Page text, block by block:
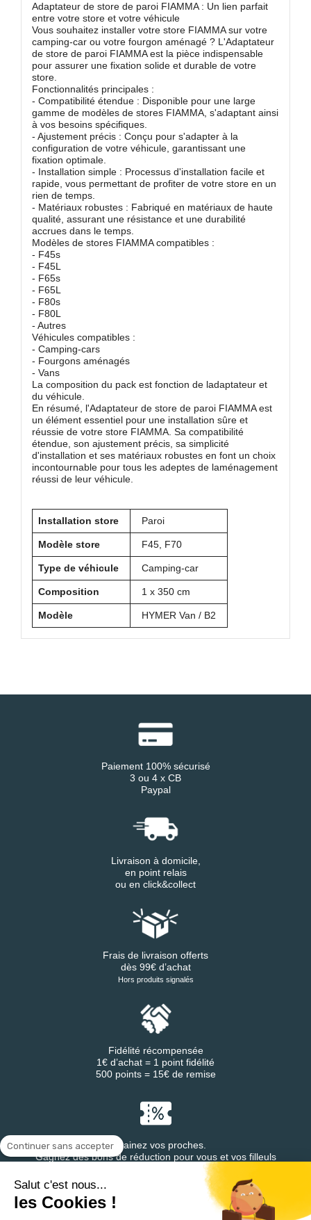
Continuer sans accepter
Salut c'est nous...
les Cookies !
Adaptateur de store de paroi FIAMMA : Un lien parfait
entre votre store et votre véhicule
Vous souhaitez installer votre store FIAMMA sur votre
camping-car ou votre fourgon aménagé ? L'Adaptateur
de store de paroi FIAMMA est la pièce indispensable
pour assurer une fixation solide et durable de votre
store.
Fonctionnalités principales :
- Compatibilité étendue : Disponible pour une large
gamme de modèles de stores FIAMMA, s'adaptant ainsi
à vos besoins spécifiques.
- Ajustement précis : Conçu pour s'adapter à la
configuration de votre véhicule, garantissant une
fixation optimale.
- Installation simple : Processus d'installation facile et
rapide, vous permettant de profiter de votre store en un
rien de temps.
- Matériaux robustes : Fabriqué en matériaux de haute
qualité, assurant une résistance et une durabilité
accrues dans le temps.
Modèles de stores FIAMMA compatibles :
- F45s
- F45L
- F65s
- F65L
- F80s
- F80L
- Autres
Véhicules compatibles :
- Camping-cars
- Fourgons aménagés
- Vans
La composition du pack est fonction de ladaptateur et
du véhicule.
En résumé, l'Adaptateur de store de paroi FIAMMA est
un élément essentiel pour une installation sûre et
réussie de votre store FIAMMA. Sa compatibilité
étendue, son ajustement précis, sa simplicité
d'installation et ses matériaux robustes en font un choix
incontournable pour tous les adeptes de laménagement
réussi de leur véhicule.
Installation store Paroi
Modèle store F45, F70
Type de véhicule Camping-car
Composition 1 x 350 cm
Modèle HYMER Van / B2
Paiement 100% sécurisé
3 ou 4 x CB
Paypal
Livraison à domicile,
en point relais
ou en click&collect
Frais de livraison offerts
dès 99€ d’achat
Hors produits signalés
Fidélité récompensée
1€ d’achat = 1 point fidélité
500 points = 15€ de remise
Parrainez vos proches.
Gagnez des bons de réduction pour vous et vos filleuls